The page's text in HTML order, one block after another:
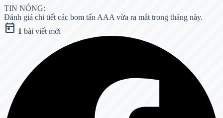
TIN NÓNG:
Đánh giá chi tiết các bom tấn AAA vừa ra mắt trong tháng này.
today 1 bài viết mới